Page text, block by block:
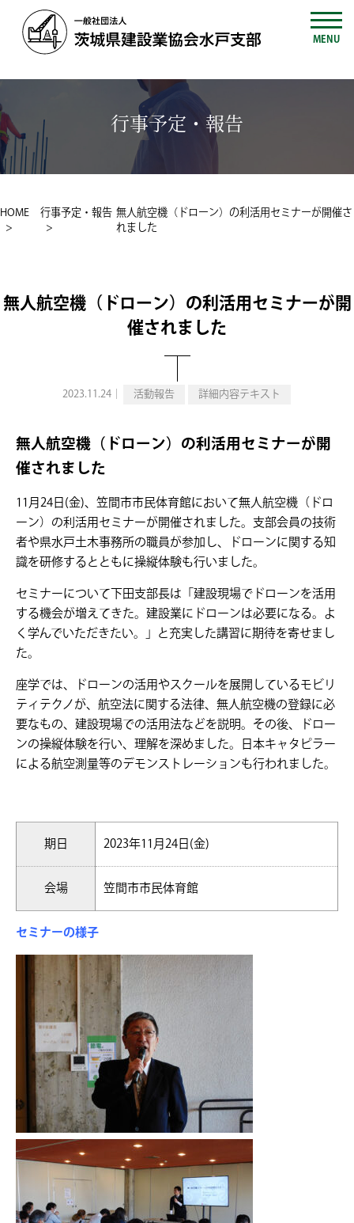
MENU
行事予定・報告
HOME 行事予定・報告 無人航空機（ドローン）の利活用セミナーが開催さ
れました
無人航空機（ドローン）の利活用セミナーが開
催されました
2023.11.24｜ 活動報告 詳細内容テキスト
無人航空機（ドローン）の利活用セミナーが開
催されました
11月24日(金)、笠間市市民体育館において無人航空機（ドロ
ーン）の利活用セミナーが開催されました。支部会員の技術
者や県水戸土木事務所の職員が参加し、ドローンに関する知
識を研修するとともに操縦体験も行いました。
セミナーについて下田支部長は「建設現場でドローンを活用
する機会が増えてきた。建設業にドローンは必要になる。よ
く学んでいただきたい。」と充実した講習に期待を寄せまし
た。
座学では、ドローンの活用やスクールを展開しているモビリ
ティテクノが、航空法に関する法律、無人航空機の登録に必
要なもの、建設現場での活用法などを説明。その後、ドロー
ンの操縦体験を行い、理解を深めました。日本キャタピラー
による航空測量等のデモンストレーションも行われました。
期日 2023年11月24日(金)
会場 笠間市市民体育館
セミナーの様子